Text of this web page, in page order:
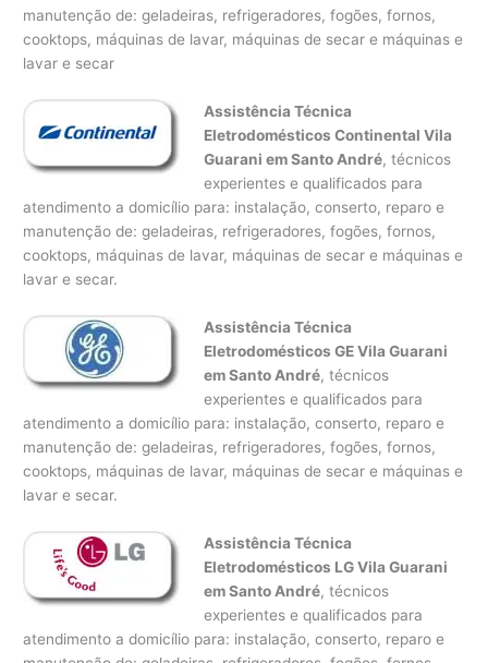
manutenção de: geladeiras, refrigeradores, fogões, fornos,
cooktops, máquinas de lavar, máquinas de secar e máquinas e
lavar e secar
Assistência Técnica
Eletrodomésticos Continental Vila
Guarani em Santo André, técnicos
experientes e qualificados para
atendimento a domicílio para: instalação, conserto, reparo e
manutenção de: geladeiras, refrigeradores, fogões, fornos,
cooktops, máquinas de lavar, máquinas de secar e máquinas e
lavar e secar.
Assistência Técnica
Eletrodomésticos GE Vila Guarani
em Santo André, técnicos
experientes e qualificados para
atendimento a domicílio para: instalação, conserto, reparo e
manutenção de: geladeiras, refrigeradores, fogões, fornos,
cooktops, máquinas de lavar, máquinas de secar e máquinas e
lavar e secar.
Assistência Técnica
Eletrodomésticos LG Vila Guarani
em Santo André, técnicos
experientes e qualificados para
atendimento a domicílio para: instalação, conserto, reparo e